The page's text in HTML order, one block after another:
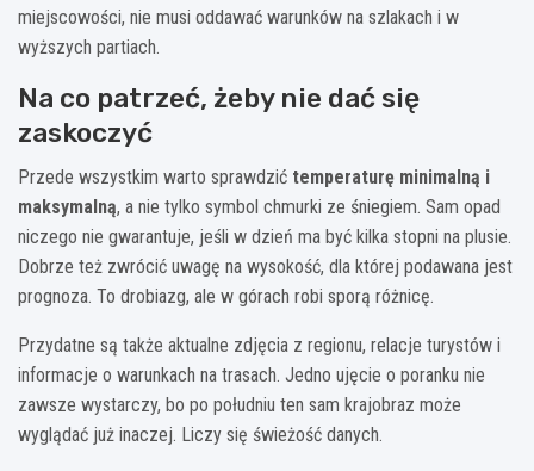
miejscowości, nie musi oddawać warunków na szlakach i w
wyższych partiach.
Na co patrzeć, żeby nie dać się
zaskoczyć
Przede wszystkim warto sprawdzić temperaturę minimalną i
maksymalną, a nie tylko symbol chmurki ze śniegiem. Sam opad
niczego nie gwarantuje, jeśli w dzień ma być kilka stopni na plusie.
Dobrze też zwrócić uwagę na wysokość, dla której podawana jest
prognoza. To drobiazg, ale w górach robi sporą różnicę.
Przydatne są także aktualne zdjęcia z regionu, relacje turystów i
informacje o warunkach na trasach. Jedno ujęcie o poranku nie
zawsze wystarczy, bo po południu ten sam krajobraz może
wyglądać już inaczej. Liczy się świeżość danych.